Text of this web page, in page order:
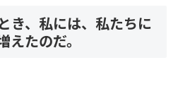
き、私には、私たちに
たのだ。